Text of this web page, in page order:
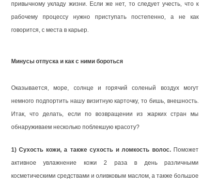
привычному укладу жизни. Если же нет, то следует учесть, что к
рабочему процессу нужно приступать постепенно, а не как
говорится, с места в карьер.
Минусы отпуска и как с ними бороться
Оказывается, море, солнце и горячий соленый воздух могут
немного подпортить нашу визитную карточку, то бишь, внешность.
Итак, что делать, если по возвращении из жарких стран мы
обнаруживаем несколько поблекшую красоту?
1) Сухость кожи, а также сухость и ломкость волос.Поможет
активное увлажнение кожи 2 раза в день различными
косметическими средствами и оливковым маслом, а также большое